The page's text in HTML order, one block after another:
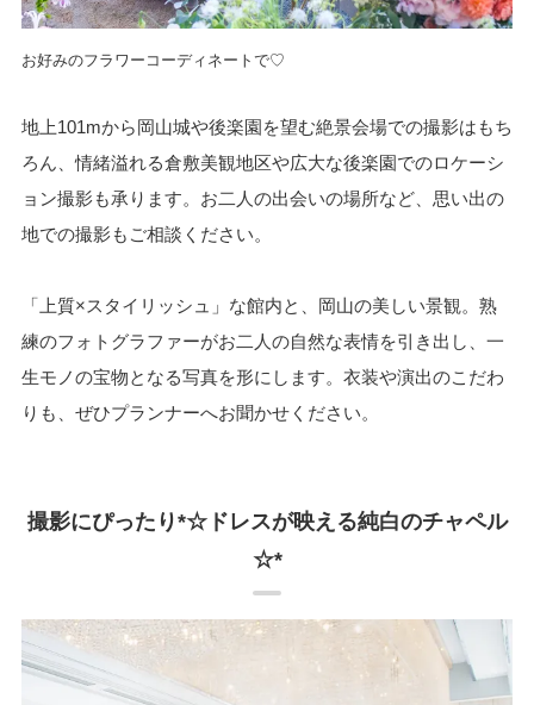
お好みのフラワーコーディネートで♡
地上101mから岡山城や後楽園を望む絶景会場での撮影はもち
ろん、情緒溢れる倉敷美観地区や広大な後楽園でのロケーシ
ョン撮影も承ります。お二人の出会いの場所など、思い出の
地での撮影もご相談ください。
「上質×スタイリッシュ」な館内と、岡山の美しい景観。熟
練のフォトグラファーがお二人の自然な表情を引き出し、一
生モノの宝物となる写真を形にします。衣装や演出のこだわ
りも、ぜひプランナーへお聞かせください。
撮影にぴったり*☆ドレスが映える純白のチャペル
☆*